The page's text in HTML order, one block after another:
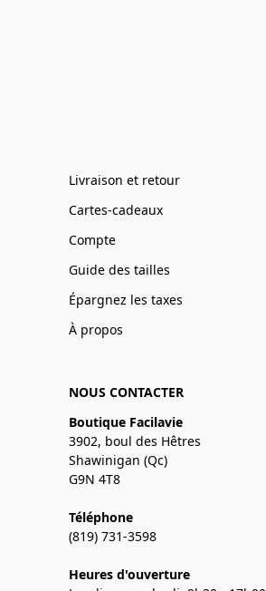
Livraison et retour
Cartes-cadeaux
Compte
Guide des tailles
Épargnez les taxes
À propos
NOUS CONTACTER
Boutique Facilavie
3902, boul des Hêtres
Shawinigan (Qc)
G9N 4T8
Téléphone
(819) 731-3598
Heures d'ouverture